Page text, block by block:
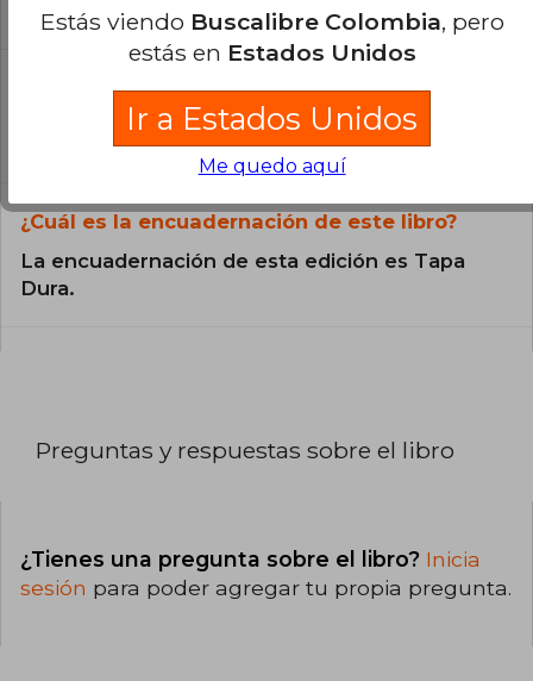
catálogo son Originales.
El libro está escrito en Inglés.
¿Cuál es la encuadernación de este libro?
La encuadernación de esta edición es Tapa
Dura.
Preguntas y respuestas sobre el libro
¿Tienes una pregunta sobre el libro? Inicia
sesión para poder agregar tu propia pregunta.
Estás viendo Buscalibre Colombia, pero
estás en Estados Unidos
Ir a Estados Unidos
Me quedo aquí